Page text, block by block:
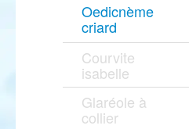
Oedicnème
criard
Courvite
isabelle
Glaréole à
collier